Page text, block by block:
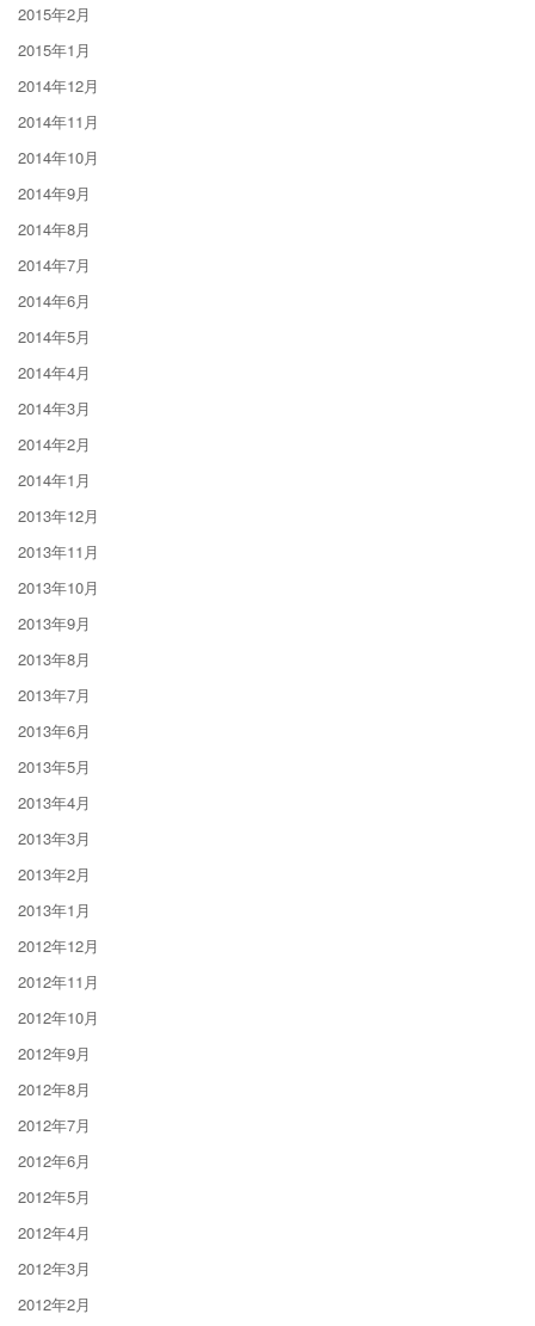
2015年2月
2015年1月
2014年12月
2014年11月
2014年10月
2014年9月
2014年8月
2014年7月
2014年6月
2014年5月
2014年4月
2014年3月
2014年2月
2014年1月
2013年12月
2013年11月
2013年10月
2013年9月
2013年8月
2013年7月
2013年6月
2013年5月
2013年4月
2013年3月
2013年2月
2013年1月
2012年12月
2012年11月
2012年10月
2012年9月
2012年8月
2012年7月
2012年6月
2012年5月
2012年4月
2012年3月
2012年2月